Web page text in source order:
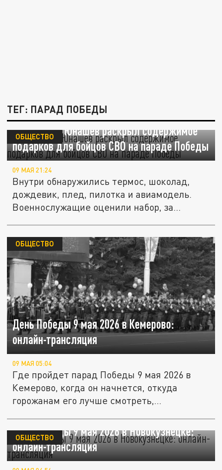
ТЕГ: ПАРАД ПОБЕДЫ
Журналист Юнашев раскрыл содержимое
подарков для бойцов СВО на параде Победы
ОБЩЕСТВО
09 МАЯ 21:24
Внутри обнаружились термос, шоколад,
дождевик, плед, пилотка и авиамодель.
Военнослужащие оценили набор, за...
День Победы 9 мая 2026 в Кемерово:
онлайн-трансляция
ОБЩЕСТВО
09 МАЯ 05:04
Где пройдет парад Победы 9 мая 2026 в
Кемерово, когда он начнется, откуда
горожанам его лучше смотреть,...
День Победы 9 мая 2026 в Новокузнецке:
онлайн-трансляция
ОБЩЕСТВО